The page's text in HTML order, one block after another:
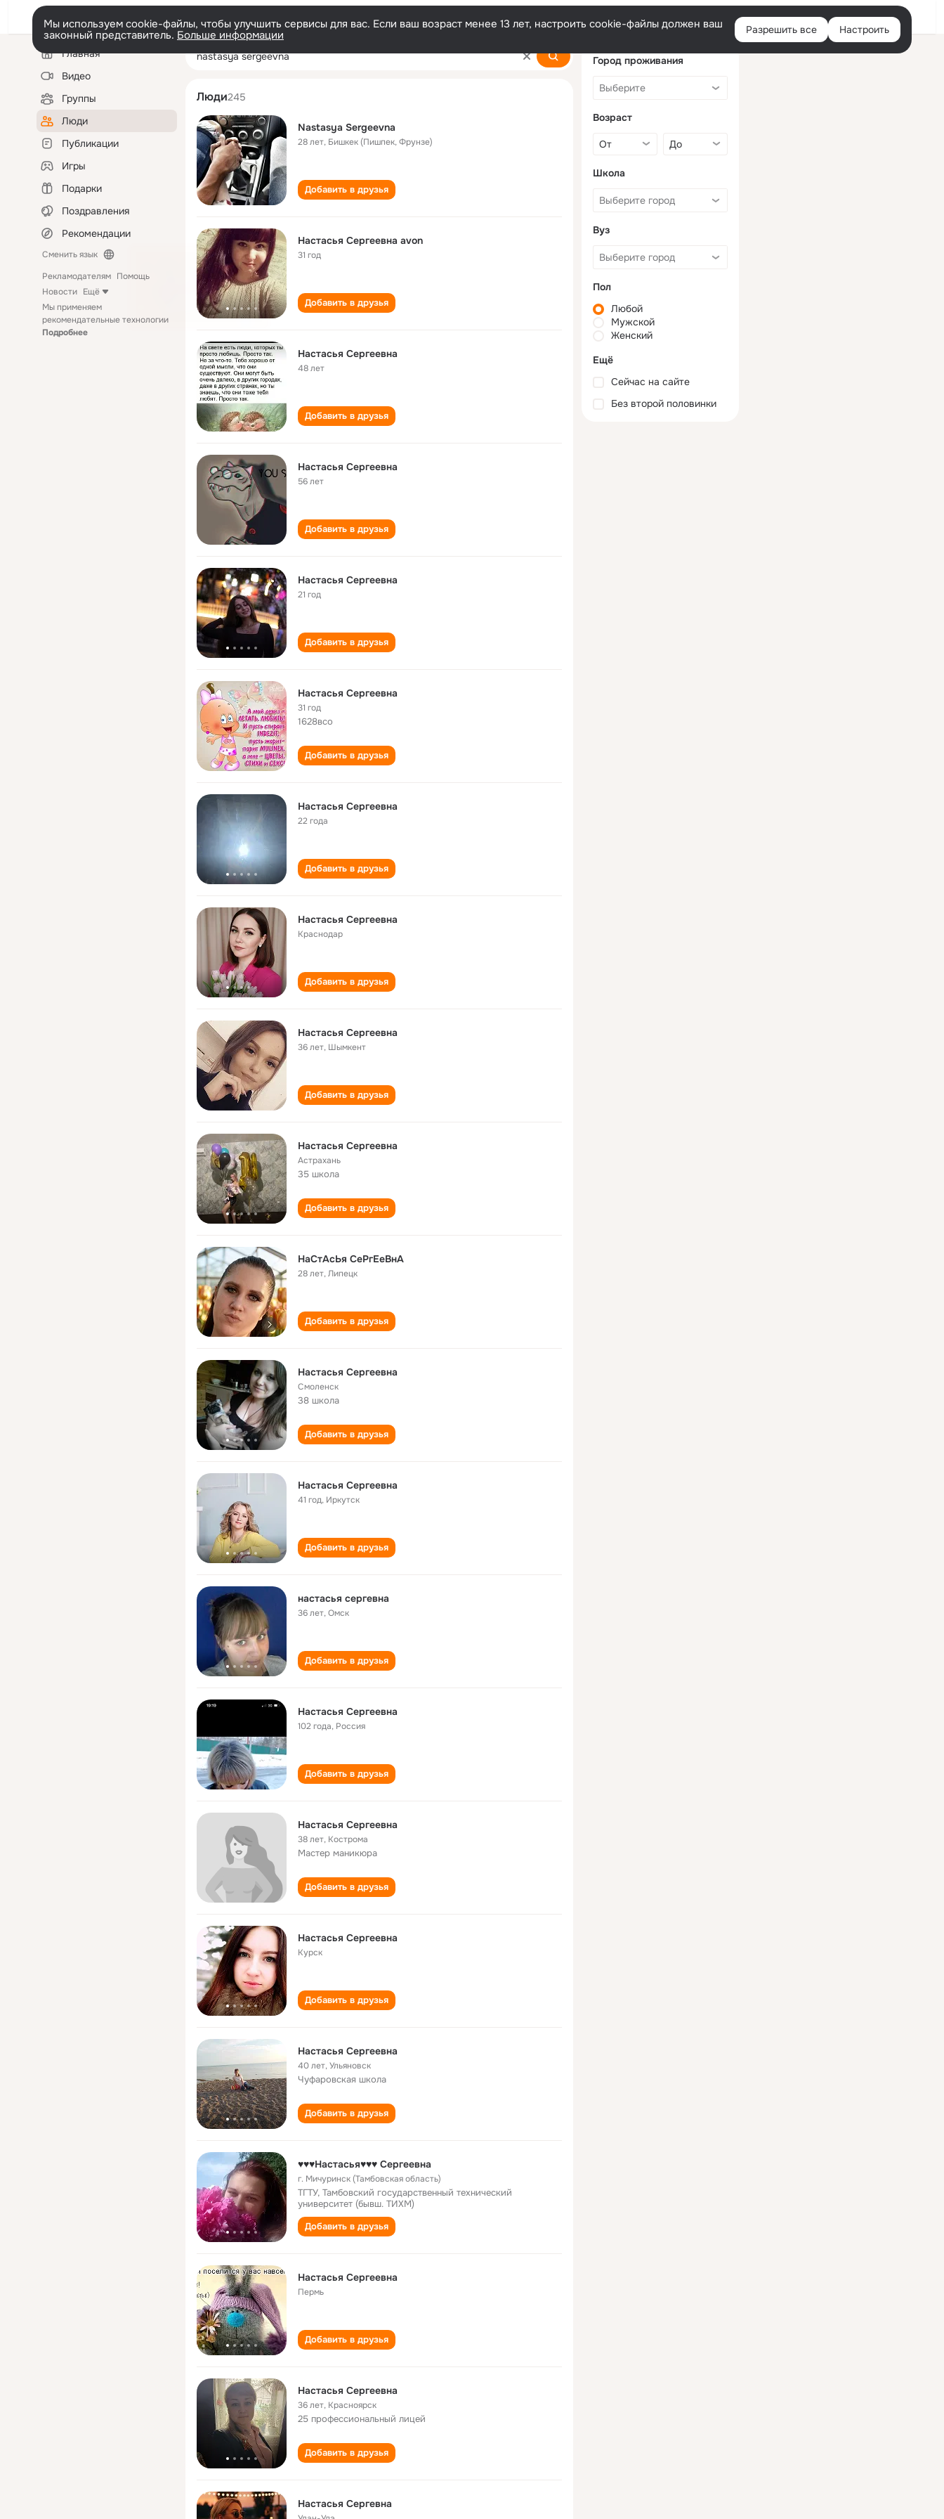
Войти
Мы используем cookie-файлы, чтобы улучшить сервисы для вас. Если ваш возраст менее 13 лет, настроить cookie-файлы должен ваш
законный представитель. Больше информации Разрешить все Настроить
Левая
колонкаГлавная
Видео
Группы
Люди
Публикации
Игры
Подарки
Поздравления
Рекомендации
Сменить язык
Рекламодателям Помощь
Новости Ещё
Мы применяем
рекомендательные технологии
Подробнее
nastasya sergeevna
Люди245
Nastasya Sergeevna
28 лет, Бишкек (Пишпек, Фрунзе)
Добавить в друзья
Настасья Сергеевна avon
31 год
Добавить в друзья
Настасья Сергеевна
48 лет
Добавить в друзья
Настасья Сергеевна
56 лет
Добавить в друзья
Настасья Сергеевна
21 год
Добавить в друзья
Настасья Сергеевна
31 год
1628всо
Добавить в друзья
Настасья Сергеевна
22 года
Добавить в друзья
Настасья Сергеевна
Краснодар
Добавить в друзья
Настасья Сергеевна
36 лет, Шымкент
Добавить в друзья
Настасья Сергеевна
Астрахань
35 школа
Добавить в друзья
НаСтАсЬя СеРгЕеВнА
28 лет,Липецк
Добавить в друзья
Настасья Сергеевна
Смоленск
38 школа
Добавить в друзья
Настасья Сергеевна
41 год, Иркутск
Добавить в друзья
настасья сергевна
36 лет,Омск
Добавить в друзья
Настасья Сергеевна
102 года, Россия
Добавить в друзья
Настасья Сергеевна
38 лет, Кострома
Мастер маникюра
Добавить в друзья
Настасья Сергеевна
Курск
Добавить в друзья
Настасья Сергеевна
40 лет,Ульяновск
Чуфаровская школа
Добавить в друзья
♥♥♥Настасья♥♥♥ Сергеевна
г. Мичуринск (Тамбовская область)
ТГТУ, Тамбовский государственный технический
университет (бывш. ТИХМ)
Добавить в друзья
Настасья Сергеевна
Пермь
Добавить в друзья
Настасья Сергеевна
36 лет, Красноярск
25 профессиональный лицей
Добавить в друзья
Настасья Сергевна
Город проживания
Возраст
Школа
Вуз
Пол
Любой
Мужской
Женский
Ещё
Сейчас на сайте
Без второй половинки